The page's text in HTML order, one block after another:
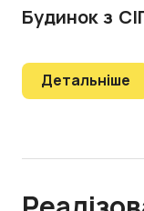
Будинок з
Детальніше